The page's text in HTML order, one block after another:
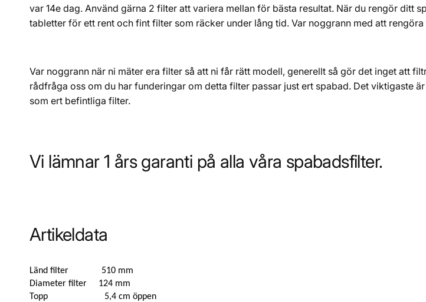
var 14e dag. Använd gärna 2 filter att variera mellan för bästa resultat. När du rengör ditt
tabletter för ett rent och fint filter som räcker under lång tid. Var noggrann med att
Var noggrann när ni mäter era filter så att ni får rätt modell, generellt så gör det inget att
rådfråga oss om du har funderingar om detta filter passar just ert spabad. Det viktigaste
som ert befintliga filter.
Vi lämnar 1 års garanti på alla våra spabadsfilter.
Artikeldata
Länd filter
510 mm
Diameter filter
124 mm
Topp
5,4 cm öppen